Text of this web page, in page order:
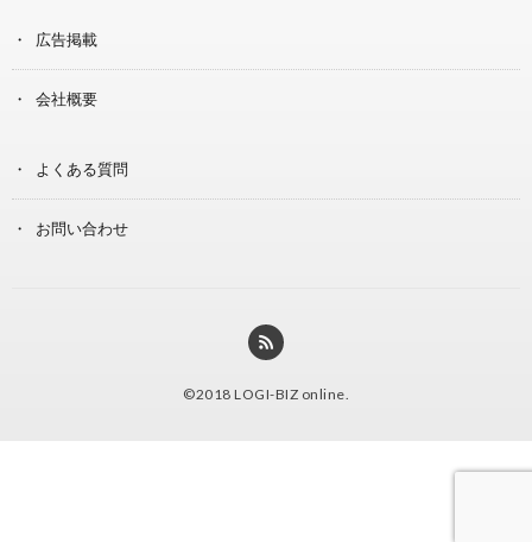
広告掲載
会社概要
よくある質問
お問い合わせ
©2018 LOGI-BIZ online.